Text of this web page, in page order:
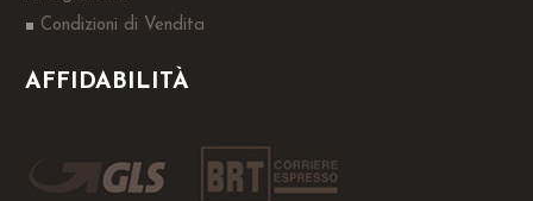
Condizioni di Vendita
AFFIDABILITÀ